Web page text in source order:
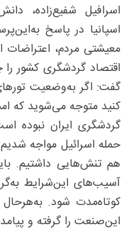
اسرافیل شفیع‌زاده،
اسپانیا در پاسخ
معیشتی مردم،
اقتصاد گردشگری کشور
گفت: اگر به‌وضعیت
کنید متوجه می‌شوید که
گردشگری ایران نبوده
هم تنش‌هایی داشتیم.
آسیب‌های این‌شرایط
کوتاه‌مدت شود.
این‌صنعت را گرفته و